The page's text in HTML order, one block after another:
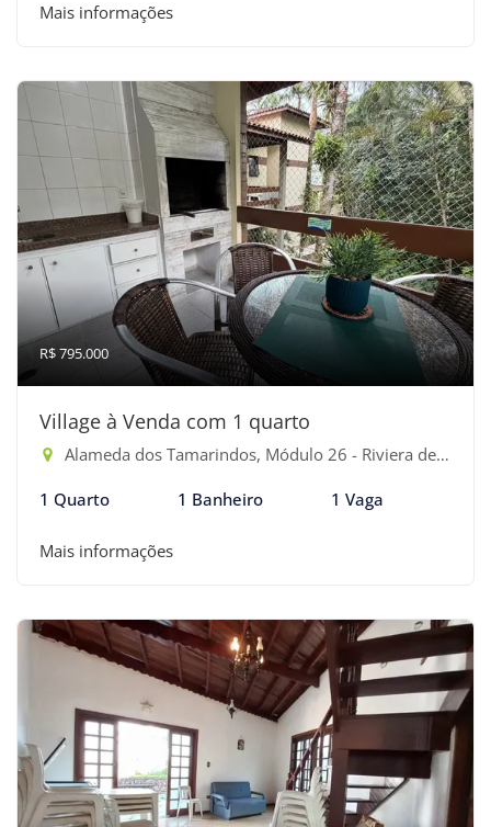
Mais informações
R$ 795.000
Village à Venda com 1 quarto
Alameda dos Tamarindos, Módulo 26 - Riviera de São Lourenço, Bertioga-SP
1 Quarto 1 Banheiro 1 Vaga
Mais informações